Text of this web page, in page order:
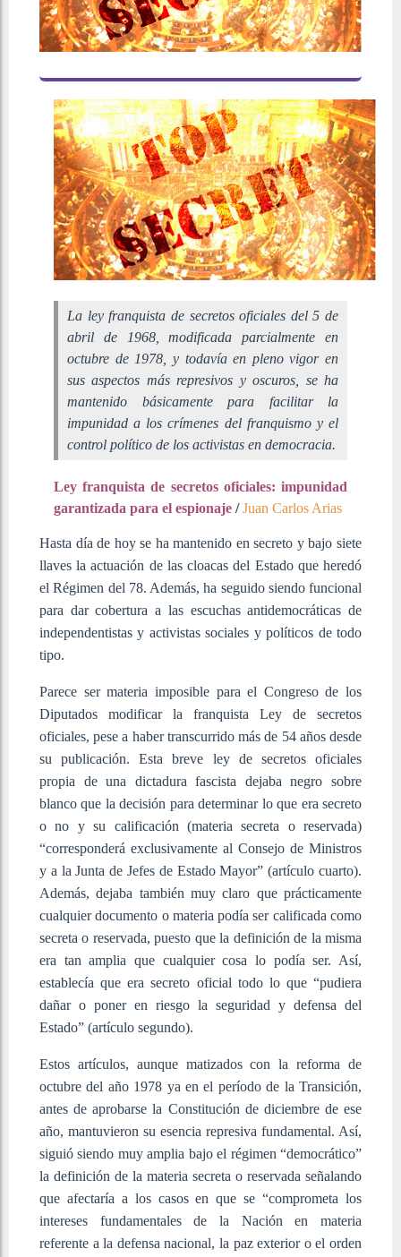
La ley franquista de secretos oficiales del 5 de
abril de 1968, modificada parcialmente en
octubre de 1978, y todavía en pleno vigor en
sus aspectos más represivos y oscuros, se ha
mantenido básicamente para facilitar la
impunidad a los crímenes del franquismo y el
control político de los activistas en democracia.
Ley franquista de secretos oficiales: impunidad
garantizada para el espionaje /Juan Carlos Arias
Hasta día de hoy se ha mantenido en secreto y bajo siete
llaves la actuación de las cloacas del Estado que heredó
el Régimen del 78. Además, ha seguido siendo funcional
para dar cobertura a las escuchas antidemocráticas de
independentistas y activistas sociales y políticos de todo
tipo.
Parece ser materia imposible para el Congreso de los
Diputados modificar la franquista Ley de secretos
oficiales, pese a haber transcurrido más de 54 años desde
su publicación. Esta breve ley de secretos oficiales
propia de una dictadura fascista dejaba negro sobre
blanco que la decisión para determinar lo que era secreto
o no y su calificación (materia secreta o reservada)
“corresponderá exclusivamente al Consejo de Ministros
y a la Junta de Jefes de Estado Mayor” (artículo cuarto).
Además, dejaba también muy claro que prácticamente
cualquier documento o materia podía ser calificada como
secreta o reservada, puesto que la definición de la misma
era tan amplia que cualquier cosa lo podía ser. Así,
establecía que era secreto oficial todo lo que “pudiera
dañar o poner en riesgo la seguridad y defensa del
Estado” (artículo segundo).
Estos artículos, aunque matizados con la reforma de
octubre del año 1978 ya en el período de la Transición,
antes de aprobarse la Constitución de diciembre de ese
año, mantuvieron su esencia represiva fundamental. Así,
siguió siendo muy amplia bajo el régimen “democrático”
la definición de la materia secreta o reservada señalando
que afectaría a los casos en que se “comprometa los
intereses fundamentales de la Nación en materia
referente a la defensa nacional, la paz exterior o el orden